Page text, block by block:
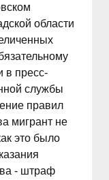
области
в пресс-
службы
правил
мигрант не
это было
- штраф